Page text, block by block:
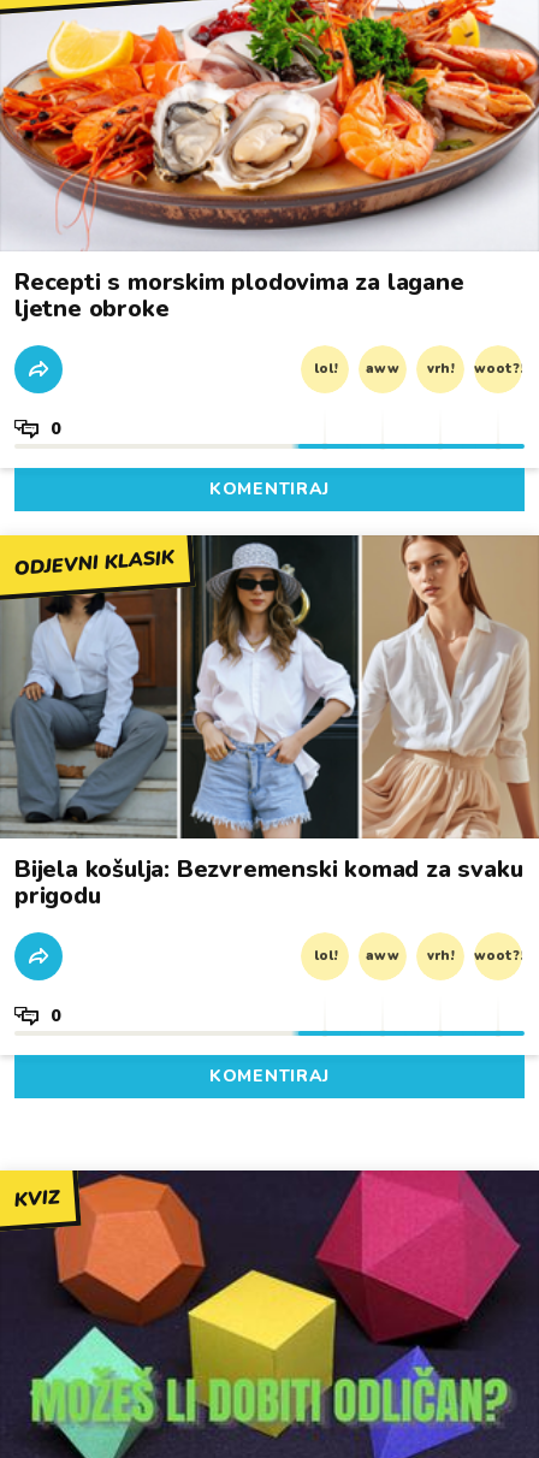
Recepti s morskim plodovima za lagane
ljetne obroke
lol! aww vrh! woot?!
0
KOMENTIRAJ
ODJEVNI KLASIK
Bijela košulja: Bezvremenski komad za svaku
prigodu
lol! aww vrh! woot?!
0
KOMENTIRAJ
KVIZ